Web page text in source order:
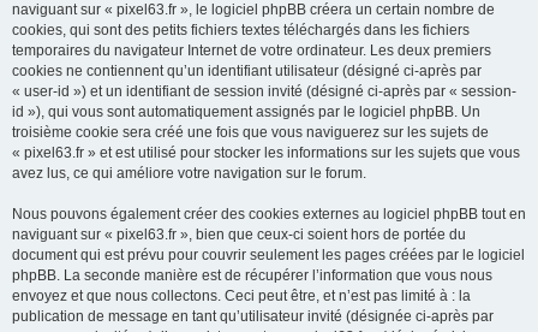
naviguant sur « pixel63.fr », le logiciel phpBB créera un certain nombre de
cookies, qui sont des petits fichiers textes téléchargés dans les fichiers
temporaires du navigateur Internet de votre ordinateur. Les deux premiers
cookies ne contiennent qu’un identifiant utilisateur (désigné ci-après par
« user-id ») et un identifiant de session invité (désigné ci-après par « session-
id »), qui vous sont automatiquement assignés par le logiciel phpBB. Un
troisième cookie sera créé une fois que vous naviguerez sur les sujets de
« pixel63.fr » et est utilisé pour stocker les informations sur les sujets que vous
avez lus, ce qui améliore votre navigation sur le forum.
Nous pouvons également créer des cookies externes au logiciel phpBB tout en
naviguant sur « pixel63.fr », bien que ceux-ci soient hors de portée du
document qui est prévu pour couvrir seulement les pages créées par le logiciel
phpBB. La seconde manière est de récupérer l’information que vous nous
envoyez et que nous collectons. Ceci peut être, et n’est pas limité à : la
publication de message en tant qu’utilisateur invité (désignée ci-après par